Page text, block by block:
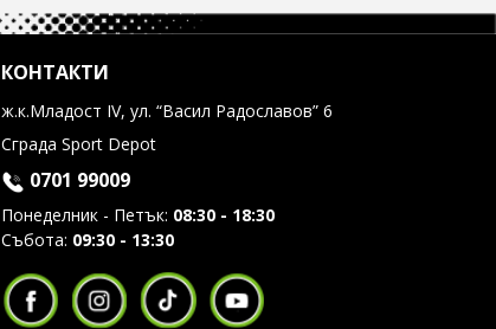
КОНТАКТИ
ж.к.Младост IV, ул. “Васил Радославов” 6
Сграда Sport Depot
0701 99009
Понеделник - Петък: 08:30 - 18:30
Събота: 09:30 - 13:30